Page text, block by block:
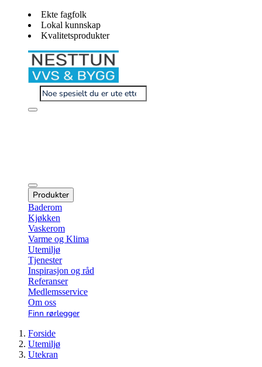
Ekte fagfolk
Lokal kunnskap
Kvalitetsprodukter
Produkter
Baderom
Kjøkken
Vaskerom
Varme og Klima
Utemiljø
Tjenester
Inspirasjon og råd
Referanser
Medlemsservice
Om oss
Finn rørlegger
Forside
Utemiljø
Utekran